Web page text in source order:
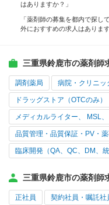
はありますか？」
「薬剤師の募集を都内で探し
外におすすめの求人はありま
三重県鈴鹿市の薬剤師
調剤薬局 病院・クリニッ
ドラッグストア（OTCのみ）
メディカルライター、 MSL
品質管理・品質保証・PV・
臨床開発（QA、QC、DM、統
三重県鈴鹿市の薬剤師
正社員 契約社員・嘱託社